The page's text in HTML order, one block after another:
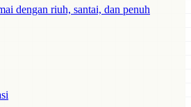
dengan riuh, santai, dan penuh